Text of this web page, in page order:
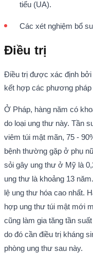
tiểu (UA).
Các xét nghiệm bổ
Điều trị
Điều trị được xác định
kết hợp các phương pháp
Ở Pháp, hàng năm có
do loại ung thư này. Tần
viêm túi mật mãn, 75 -
bệnh thường gặp ở phụ
sỏi gây ung thư ở Mỹ là
ung thư là khoảng 13
lệ ung thư hóa cao nhất.
hợp ung thư túi mật mới
cũng làm gia tăng tần
do đó cần điều trị kháng
phòng ung thư sau này.